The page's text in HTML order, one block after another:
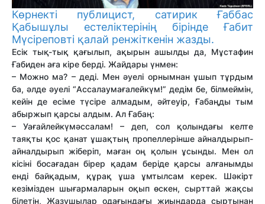
Көрнекті публицист, сатирик Ғаббас
Қабышұлы естеліктерінің бірінде Ғабит
Мүсіреповті қалай ренжіткенін жазды.
Есік тық-тық қағылып, ақырын ашылды да, Мұстафин
Ғабиден аға кіре берді. Жайдары үнмен:
– Можно ма? – деді. Мен әуелі орнымнан ұшып тұрдым
ба, әлде әуелі “Ассалаумағалейкүм!” дедім бе, білмеймін,
кейін де есіме түсіре алмадым, әйтеуір, Ғабаңды тым
абыржып қарсы алдым. Ал Ғабаң:
– Уағайлейкүмәссалам! – деп, сол қолындағы келте
таяқты қос қанат ұшақтың пропеллерінше айналдырып-
айналдырып жіберіп, маған оң қолын ұсынды. Мен ол
кісіні босағадан бірер қадам беріде қарсы алғанымды
енді байқадым, құрақ ұша ұмтылсам керек. Шәкірт
кезімізден шығармаларын оқып өскен, сырттай жақсы
білетін, Жазушылар одағындағы жиындарда сыртынан